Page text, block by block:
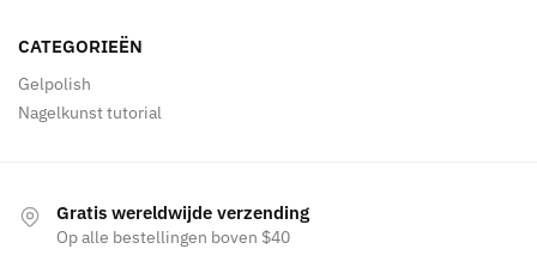
CATEGORIEËN
Gelpolish
Nagelkunst tutorial
Gratis wereldwijde verzending
Op alle bestellingen boven $40